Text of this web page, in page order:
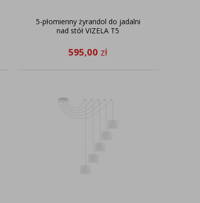
5-płomienny żyrandol do jadalni
nad stół VIZELA T5
595,00 zł